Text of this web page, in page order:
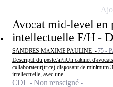
Avocat mid-level en
intellectuelle F/H -
SANDRES MAXIME PAULINE - 75 -
Descriptif du poste:\n\nUn cabinet
collaborateur(trice) disposant de minimum
intellectuelle, avec une...
CDI - Non renseigné